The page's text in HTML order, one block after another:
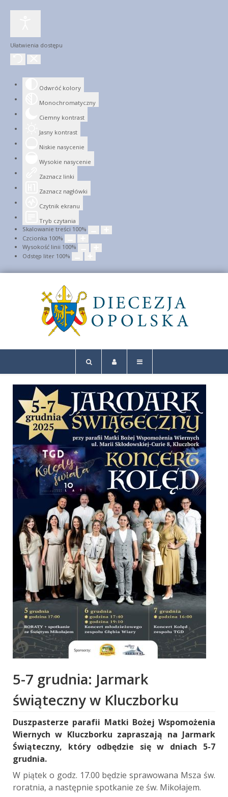
Ułatwienia dostępu
Odwróć kolory
Monochromatyczny
Ciemny kontrast
Jasny kontrast
Niskie nasycenie
Wysokie nasycenie
Zaznacz linki
Zaznacz nagłówki
Czytnik ekranu
Tryb czytania
Skalowanie treści 100%
Czcionka 100%
Wysokość linii 100%
Odstęp liter 100%
5-7 grudnia: Jarmark
świąteczny w Kluczborku
Duszpasterze parafii Matki Bożej Wspomożenia
Wiernych w Kluczborku zapraszają na Jarmark
Świąteczny, który odbędzie się w dniach 5-7
grudnia.
W piątek o godz. 17.00 będzie sprawowana Msza św.
roratnia, a następnie spotkanie ze św. Mikołajem.